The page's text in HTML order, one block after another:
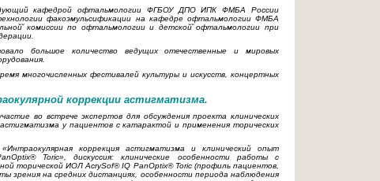
кафедрой офтальмологии ФГБОУ ДПО ИПК ФМБА России
факоэмульсификации на кафедре офтальмологии ФМБА
комиссии по офтальмологии и детской̆ офтальмологии при
большое количество ведущих отечественные и мировых
многочисленных фестивалей культуры и искусств, концертных
коррекции астигматизма.
во встрече экспертов для обсуждения проекта клинических
у пациентов с катарактой и применения торических
коррекция астигматизма и клинический опыт
Toric», дискуссия: клинические особенности работы с
торической ИОЛ AcrySof® IQ PanOptix® Toric (профиль пациентов,
зрения на средних дистанциях, особенности периода наблюдения